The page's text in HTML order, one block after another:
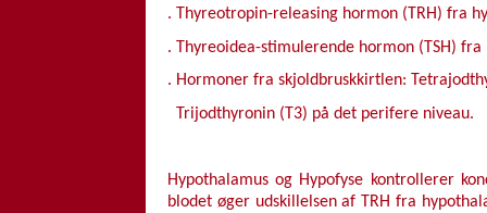
. Thyreotropin-releasing hormon (TRH) fra
. Thyreoidea-stimulerende hormon (TSH) fra
. Hormoner fra skjoldbruskkirtlen:
Trijodthyronin (T3) på det perifere niveau.
Hypothalamus og Hypofyse kontrollerer
blodet øger udskillelsen af TRH fra